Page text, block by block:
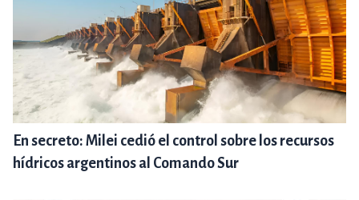
En secreto: Milei cedió el control sobre los recursos
hídricos argentinos al Comando Sur